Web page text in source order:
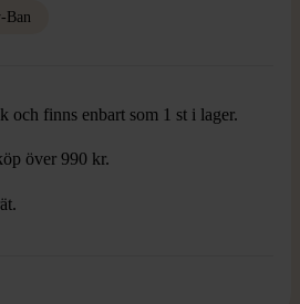
Ban
och finns enbart som 1 st i lager.
över 990 kr.